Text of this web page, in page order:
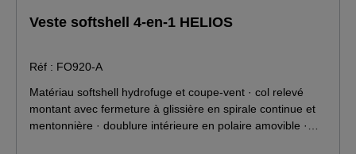
Veste softshell 4-en-1 HELIOS
Réf : FO920-A
Matériau softshell hydrofuge et coupe-vent · col relevé
montant avec fermeture à glissière en spirale continue et
mentonnière · doublure intérieure en polaire amovible ·